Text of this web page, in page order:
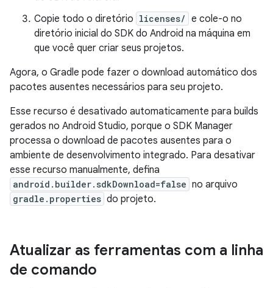
Copie todo o diretório licenses/ e cole-o no
diretório inicial do SDK do Android na máquina em
que você quer criar seus projetos.
Agora, o Gradle pode fazer o download automático dos
pacotes ausentes necessários para seu projeto.
Esse recurso é desativado automaticamente para builds
gerados no Android Studio, porque o SDK Manager
processa o download de pacotes ausentes para o
ambiente de desenvolvimento integrado. Para desativar
esse recurso manualmente, defina
android.builder.sdkDownload=false no arquivo
gradle.properties do projeto.
Atualizar as ferramentas com a linha
de comando